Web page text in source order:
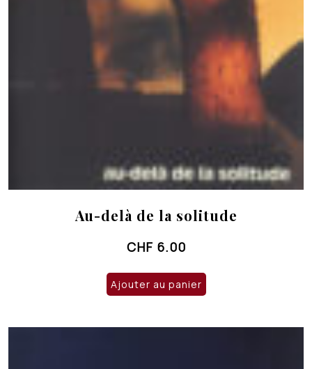
Au-delà de la solitude
CHF 6.00
Ajouter au panier